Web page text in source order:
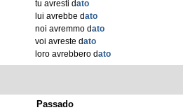
tu avresti dato
lui avrebbe dato
noi avremmo dato
voi avreste dato
loro avrebbero dato
Passado